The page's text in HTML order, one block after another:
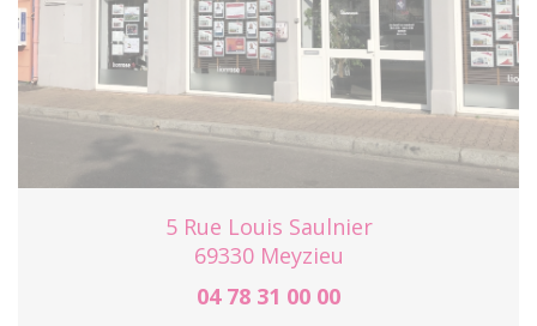
5 Rue Louis Saulnier
69330 Meyzieu
04 78 31 00 00